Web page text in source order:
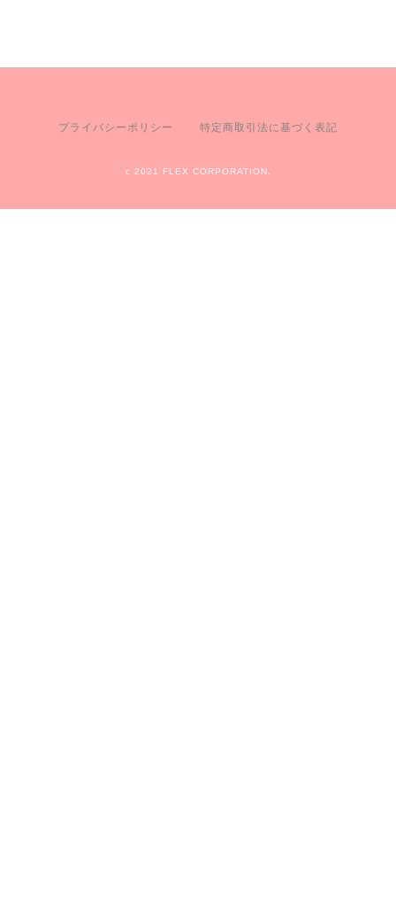
プライバシーポリシー 特定商取引法に基づく表記
c 2021 FLEX CORPORATION.